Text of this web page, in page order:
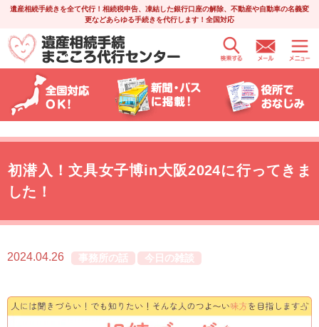
遺産相続手続きを全て代行！相続税申告、凍結した銀行口座の解除、不動産や自動車の名義変
更などあらゆる手続きを代行します！全国対応
初潜入！文具女子博in大阪2024に行ってきま
した！
2024.04.26 事務所の話 今日の雑談